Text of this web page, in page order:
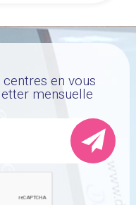
en vous
mensuelle